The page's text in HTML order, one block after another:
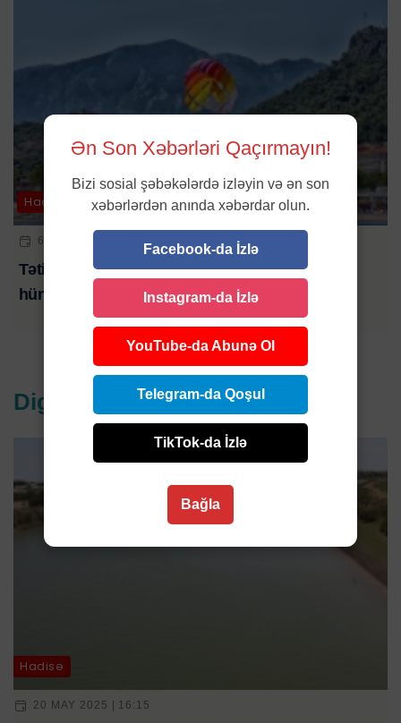
Hadisə
6 AVQ 2026 | 10:00
Tətil əyləncəsi kabusa çevrildi: turistlər 50 metr
hündürlükdən yerə düşdü
Digər xəbərlər
Hadisə
20 MAY 2025 | 16:15
Ən Son Xəbərləri Qaçırmayın!
Bizi sosial şəbəkələrdə izləyin və ən son
xəbərlərdən anında xəbərdar olun.
Facebook-da İzlə
Instagram-da İzlə
YouTube-da Abunə Ol
Telegram-da Qoşul
TikTok-da İzlə
Bağla